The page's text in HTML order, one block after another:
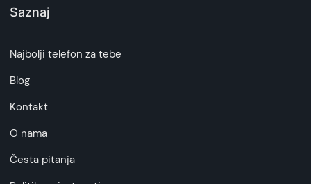
Saznaj
Najbolji telefon za tebe
Blog
Kontakt
O nama
Česta pitanja